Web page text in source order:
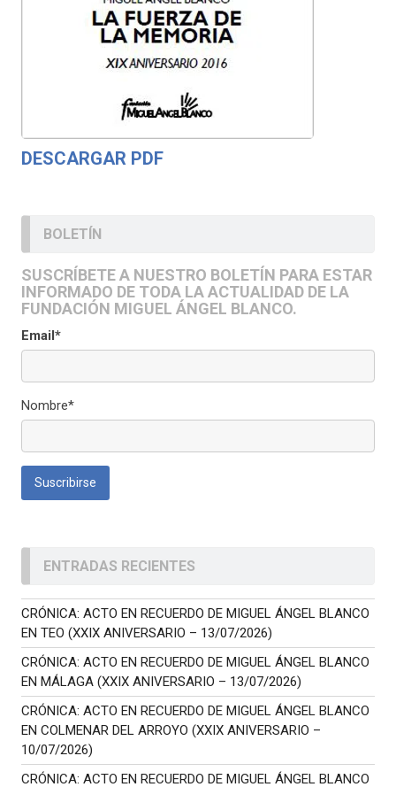
DESCARGAR PDF
BOLETÍN
SUSCRÍBETE A NUESTRO BOLETÍN PARA ESTAR
INFORMADO DE TODA LA ACTUALIDAD DE LA
FUNDACIÓN MIGUEL ÁNGEL BLANCO.
Email*
Nombre*
ENTRADAS RECIENTES
CRÓNICA: ACTO EN RECUERDO DE MIGUEL ÁNGEL BLANCO
EN TEO (XXIX ANIVERSARIO – 13/07/2026)
CRÓNICA: ACTO EN RECUERDO DE MIGUEL ÁNGEL BLANCO
EN MÁLAGA (XXIX ANIVERSARIO – 13/07/2026)
CRÓNICA: ACTO EN RECUERDO DE MIGUEL ÁNGEL BLANCO
EN COLMENAR DEL ARROYO (XXIX ANIVERSARIO –
10/07/2026)
CRÓNICA: ACTO EN RECUERDO DE MIGUEL ÁNGEL BLANCO